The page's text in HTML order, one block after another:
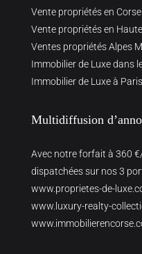
Vente propriétés en
Vente propriétés en
Ventes propriétés Alpes
Immobilier de Luxe dans
Immobilier de Luxe à Paris
Multidiffusion
Avec notre forfait à 360
dispatchées sur nos 3
www.proprietes-de-
www.luxury-realty-